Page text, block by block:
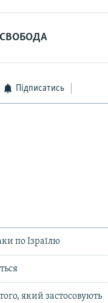
Підписатись
по Ізраїлю
який застосовують